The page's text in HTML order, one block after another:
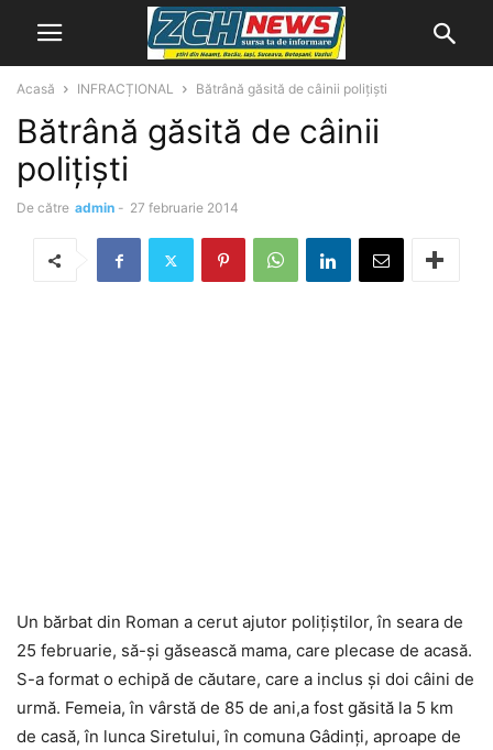
Acasă INFRACȚIONAL Bătrână găsită de câinii poliţişti
Bătrână găsită de câinii
poliţişti
De către admin - 27 februarie 2014
Un bărbat din Roman a cerut ajutor poliţiştilor, în seara de
25 februarie, să-şi găsească mama, care plecase de acasă.
S-a format o echipă de căutare, care a inclus şi doi câini de
urmă. Femeia, în vârstă de 85 de ani,a fost găsită la 5 km
de casă, în lunca Siretului, în comuna Gâdinţi, aproape de